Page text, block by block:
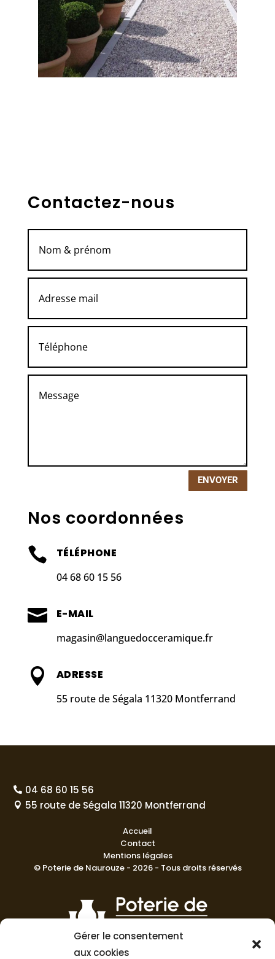
Gérer le consentement
aux cookies
Contactez-nous
ENVOYER
Nos coordonnées
 TÉLÉPHONE
04 68 60 15 56
 E-MAIL
magasin@languedocceramique.fr
 ADRESSE
55 route de Ségala 11320 Montferrand
 04 68 60 15 56
 55 route de Ségala 11320 Montferrand
Accueil
Contact
Mentions légales
© Poterie de Naurouze - 2026 - Tous droits réservés